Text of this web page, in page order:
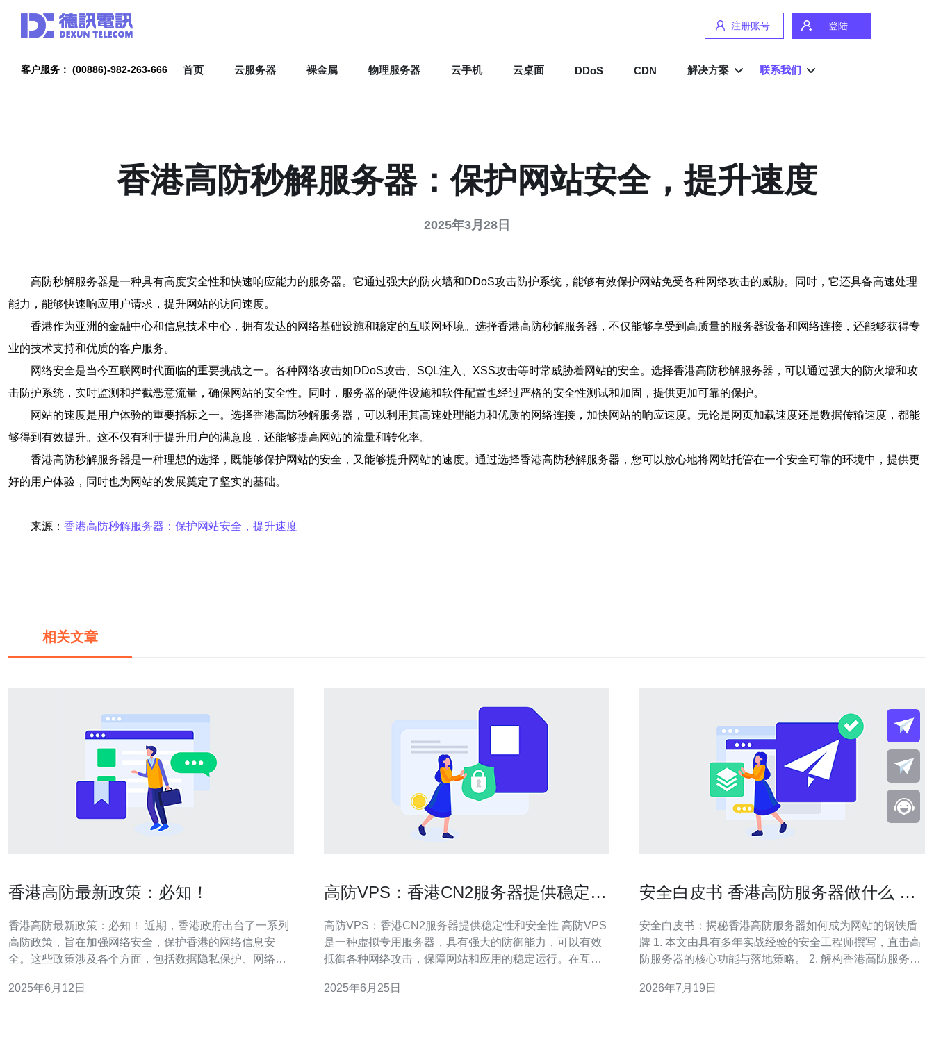
注册账号 登陆
客户服务： (00886)-982-263-666 首页 云服务器 裸金属 物理服务器 云手机 云桌面 DDoS CDN 解决方案 联系我们
香港高防秒解服务器：保护网站安全，提升速度
2025年3月28日
高防秒解服务器是一种具有高度安全性和快速响应能力的服务器。它通过强大的防火墙和DDoS攻击防护系统，能够有效保护网站免受各种网络攻击的威胁。同时，它还具备高速处理
能力，能够快速响应用户请求，提升网站的访问速度。
香港作为亚洲的金融中心和信息技术中心，拥有发达的网络基础设施和稳定的互联网环境。选择香港高防秒解服务器，不仅能够享受到高质量的服务器设备和网络连接，还能够获得专
业的技术支持和优质的客户服务。
网络安全是当今互联网时代面临的重要挑战之一。各种网络攻击如DDoS攻击、SQL注入、XSS攻击等时常威胁着网站的安全。选择香港高防秒解服务器，可以通过强大的防火墙和攻
击防护系统，实时监测和拦截恶意流量，确保网站的安全性。同时，服务器的硬件设施和软件配置也经过严格的安全性测试和加固，提供更加可靠的保护。
网站的速度是用户体验的重要指标之一。选择香港高防秒解服务器，可以利用其高速处理能力和优质的网络连接，加快网站的响应速度。无论是网页加载速度还是数据传输速度，都能
够得到有效提升。这不仅有利于提升用户的满意度，还能够提高网站的流量和转化率。
香港高防秒解服务器是一种理想的选择，既能够保护网站的安全，又能够提升网站的速度。通过选择香港高防秒解服务器，您可以放心地将网站托管在一个安全可靠的环境中，提供更
好的用户体验，同时也为网站的发展奠定了坚实的基础。
来源： 香港高防秒解服务器：保护网站安全，提升速度
相关文章
香港高防最新政策：必知！
香港高防最新政策：必知！ 近期，香港政府出台了一系列
高防政策，旨在加强网络安全，保护香港的网络信息安
全。这些政策涉及各个方面，包括数据隐私保护、网络攻
业都必须遵守严格的数据隐私保护规定，包括收集、存储
2025年6月12日
高防VPS：香港CN2服务器提供稳定性
高防VPS：香港CN2服务器提供稳定性和安全性 高防VPS
是一种虚拟专用服务器，具有强大的防御能力，可以有效
抵御各种网络攻击，保障网站和应用的稳定运行。在互联
这一需求而诞生的。 香港CN2服务器是指连接中国大陆的
2025年6月25日
安全白皮书 香港高防服务器做什么 帮
安全白皮书：揭秘香港高防服务器如何成为网站的钢铁盾
牌 1. 本文由具有多年实战经验的安全工程师撰写，直击高
防服务器的核心功能与落地策略。 2. 解构香港高防服务器
行的部署建议与应急流程。 3. 面向技术决策者与运维团
2026年7月19日